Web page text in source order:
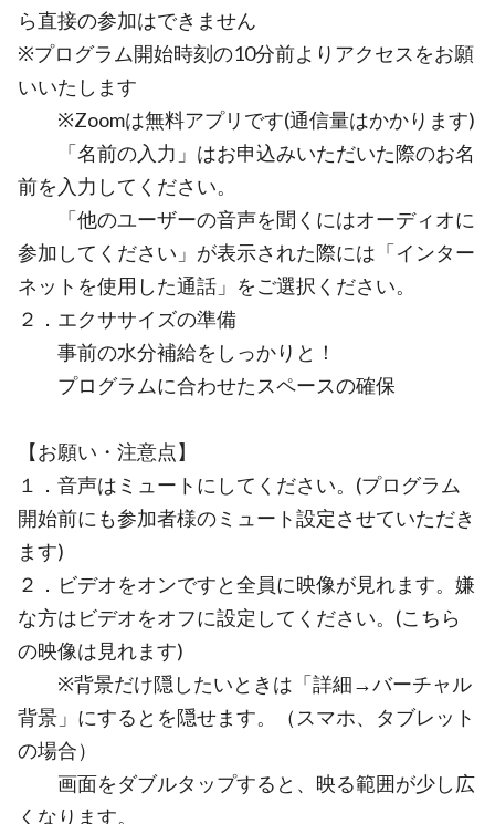
ら直接の参加はできません
※プログラム開始時刻の10分前よりアクセスをお願
いいたします
※Zoomは無料アプリです(通信量はかかります)
「名前の入力」はお申込みいただいた際のお名
前を入力してください。
「他のユーザーの音声を聞くにはオーディオに
参加してください」が表示された際には「インター
ネットを使用した通話」をご選択ください。
２．エクササイズの準備
事前の水分補給をしっかりと！
プログラムに合わせたスペースの確保
【お願い・注意点】
１．音声はミュートにしてください。(プログラム
開始前にも参加者様のミュート設定させていただき
ます)
２．ビデオをオンですと全員に映像が見れます。嫌
な方はビデオをオフに設定してください。(こちら
の映像は見れます)
※背景だけ隠したいときは「詳細→バーチャル
背景」にするとを隠せます。（スマホ、タブレット
の場合）
画面をダブルタップすると、映る範囲が少し広
くなります。